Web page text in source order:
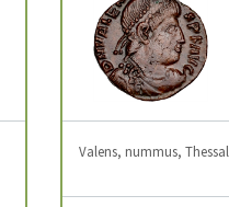
Valens, nummus,